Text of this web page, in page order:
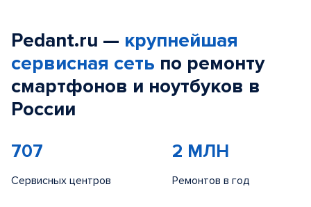
Pedant.ru — крупнейшая
сервисная сеть по ремонту
смартфонов и ноутбуков в
России
707
Сервисных центров
2 МЛН
Ремонтов в год